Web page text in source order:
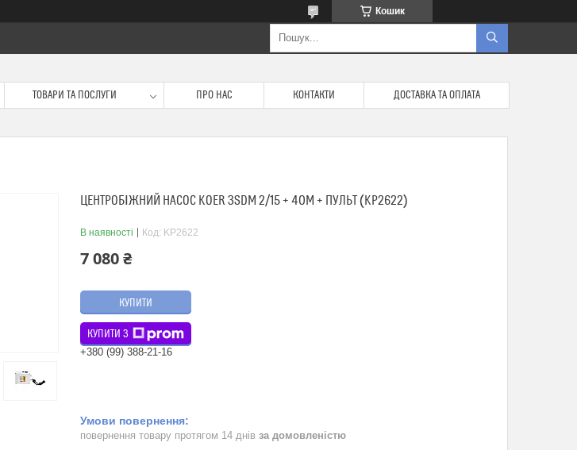
Кошик
ТОВАРИ ТА ПОСЛУГИ ПРО НАС КОНТАКТИ ДОСТАВКА ТА ОПЛАТА
ЦЕНТРОБІЖНИЙ НАСОС KOER 3SDM 2/15 + 40M + ПУЛЬТ (KP2622)
В наявності Код: KP2622
7 080 ₴
КУПИТИ
КУПИТИ З
+380 (99) 388-21-16
повернення товару протягом 14 днів за домовленістю